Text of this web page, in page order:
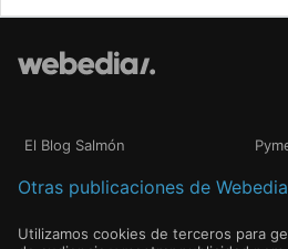
El Blog Salmón
Otras publicaciones de Webedia
Utilizamos cookies de terceros para